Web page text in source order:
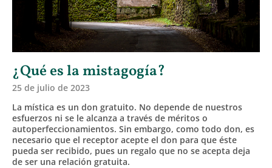
¿Qué es la mistagogía?
25 de julio de 2023
La mística es un don gratuito. No depende de nuestros
esfuerzos ni se le alcanza a través de méritos o
autoperfeccionamientos. Sin embargo, como todo don, es
necesario que el receptor acepte el don para que éste
pueda ser recibido, pues un regalo que no se acepta deja
de ser una relación gratuita.